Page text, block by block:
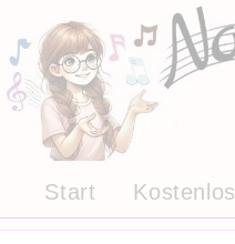
Start Kostenlos